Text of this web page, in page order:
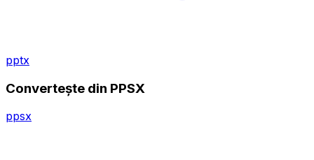
pptx
Convertește din PPSX
ppsx